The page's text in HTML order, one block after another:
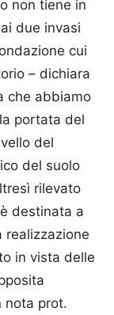
non tiene in
due invasi
cui
– dichiara
che abbiamo
portata del
del
del suolo
rilevato
destinata a
realizzazione
in vista delle
nota prot.